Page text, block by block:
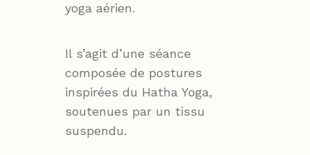
yoga aérien.
Il s’agit d’une séance
composée de postures
inspirées du Hatha Yoga,
soutenues par un tissu
suspendu.